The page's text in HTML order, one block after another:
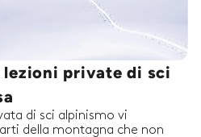
private di sci
di sci alpinismo vi
della montagna che non